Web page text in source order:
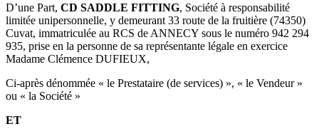
D’une Part, CD SADDLE FITTING, Société à responsabilité
limitée unipersonnelle, y demeurant 33 route de la fruitière (74350)
Cuvat, immatriculée au RCS de ANNECY sous le numéro 942 294
935, prise en la personne de sa représentante légale en exercice
Madame Clémence DUFIEUX,
Ci-après dénommée « le Prestataire (de services) », « le Vendeur »
ou « la Société »
ET